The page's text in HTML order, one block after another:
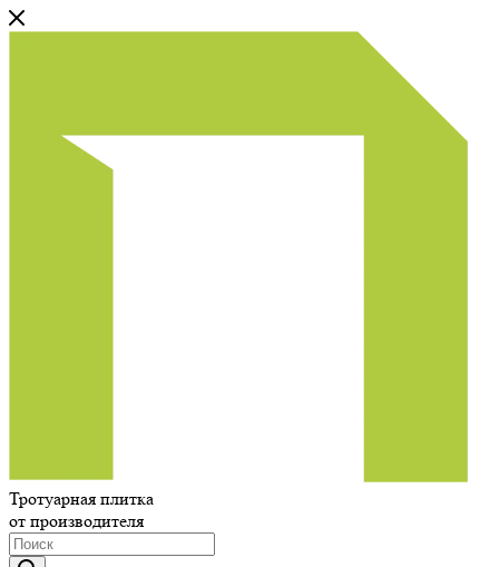
Тротуарная плитка
от производителя